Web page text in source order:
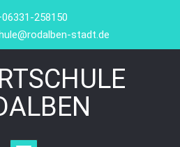
258150
stadt.de